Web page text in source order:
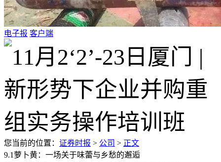
电子报 客户端
您当前的位置： 证券时报 > 公司 > 正文
9.1萝卜黄：一场关于味蕾与乡愁的邂逅